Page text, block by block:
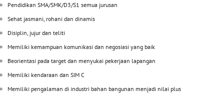
Pendidikan SMA/SMK/D3/S1 semua jurusan
Sehat jasmani, rohani dan dinamis
Disiplin, jujur dan teliti
Memiliki kemampuan komunikasi dan negosiasi yang baik
Beorientasi pada target dan menyukai pekerjaan lapangan
Memiliki kendaraan dan SIM C
Memiliki pengalaman di industri bahan bangunan menjadi nilai plus